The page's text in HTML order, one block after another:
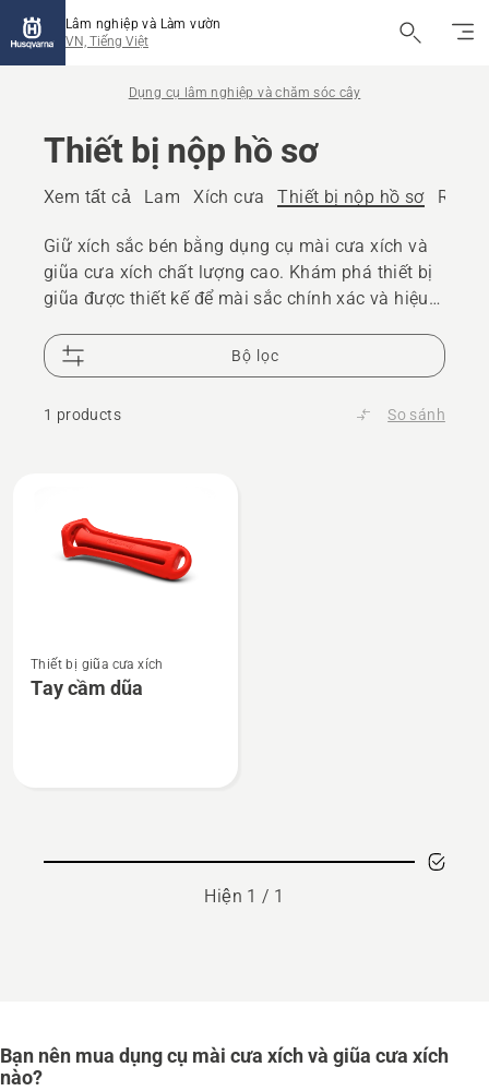
Lâm nghiệp và Làm vườn
VN, Tiếng Việt
Dụng cụ lâm nghiệp và chăm sóc cây
Thiết bị nộp hồ sơ
Xem tất cả Lam Xích cưa Thiết bị nộp hồ sơ Rìu
Giữ xích sắc bén bằng dụng cụ mài cưa xích và
giũa cưa xích chất lượng cao. Khám phá thiết bị
giũa được thiết kế để mài sắc chính xác và hiệu
Bộ lọc
1 products So sánh
products
thêm
chi
Thiết bị giũa cưa xích
Tay cầm dũa
Hiện 1 / 1
Bạn nên mua dụng cụ mài cưa xích và giũa cưa xích
nào?